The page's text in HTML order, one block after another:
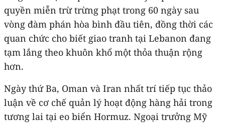
quyền miễn trừ trừng phạt trong 60 ngày sau
vòng đàm phán hòa bình đầu tiên, đồng thời các
quan chức cho biết giao tranh tại Lebanon đang
tạm lắng theo khuôn khổ một thỏa thuận rộng
hơn.
Ngày thứ Ba, Oman và Iran nhất trí tiếp tục thảo
luận về cơ chế quản lý hoạt động hàng hải trong
tương lai tại eo biển Hormuz. Ngoại trưởng Mỹ